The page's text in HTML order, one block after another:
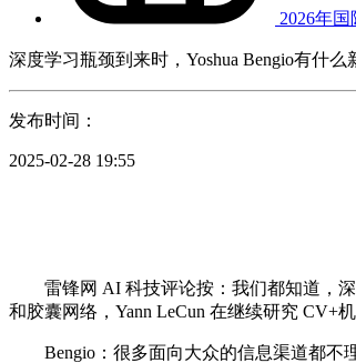
2026年
深度学习瓶颈到来时，Yoshua Bengio有什么
发布时间：
2025-02-28 19:55
雷锋网 AI 科技评论按：我们都知道，深
和胶囊网络，Yann LeCun 在继续研究 CV+
Bengio：很多面向大众的信息渠道都不理